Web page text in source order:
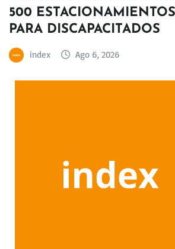
500
PARA DISCAPACITADOS
index Ago 6, 2026